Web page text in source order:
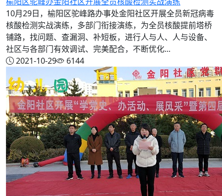
10月29日，榆阳区驼峰路办事处金阳社区开展全员新冠病毒
核酸检测实战演练，多部门衔接演练，为全员核酸提前塔桥
铺路，找问题、查漏洞、补短板，进行人与人、人与设备、
社区与各部门有效调试、完美配合，不断优化...
2021-10-29
6144